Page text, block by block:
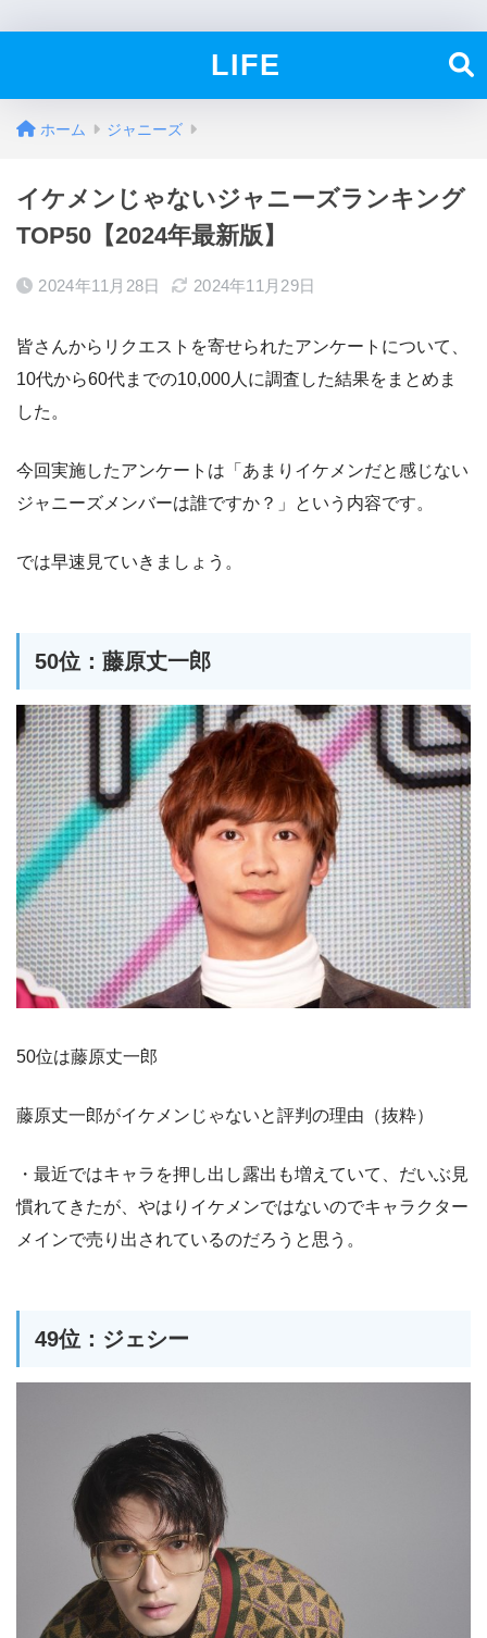
LIFE
ホーム ジャニーズ
イケメンじゃないジャニーズランキング
TOP50【2024年最新版】
2024年11月28日 2024年11月29日
皆さんからリクエストを寄せられたアンケートについて、
10代から60代までの10,000人に調査した結果をまとめま
した。
今回実施したアンケートは「あまりイケメンだと感じない
ジャニーズメンバーは誰ですか？」という内容です。
では早速見ていきましょう。
50位：藤原丈一郎
50位は藤原丈一郎
藤原丈一郎がイケメンじゃないと評判の理由（抜粋）
・最近ではキャラを押し出し露出も増えていて、だいぶ見
慣れてきたが、やはりイケメンではないのでキャラクター
メインで売り出されているのだろうと思う。
49位：ジェシー